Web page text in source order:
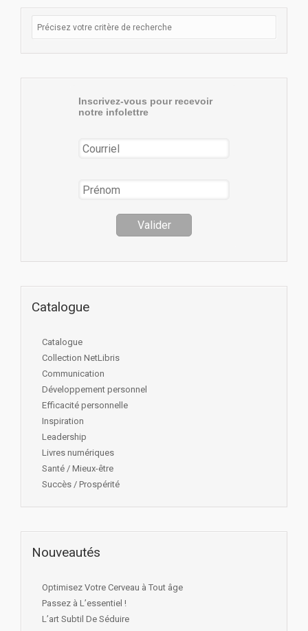
Inscrivez-vous pour recevoir
notre infolettre
Catalogue
Catalogue
Collection NetLibris
Communication
Développement personnel
Efficacité personnelle
Inspiration
Leadership
Livres numériques
Santé / Mieux-être
Succès / Prospérité
Nouveautés
Optimisez Votre Cerveau à Tout âge
Passez à L’essentiel !
L’art Subtil De Séduire